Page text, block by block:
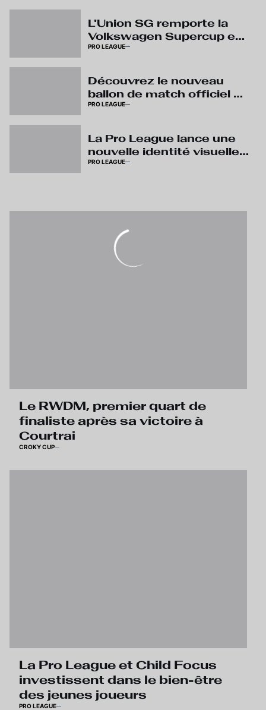
L'Union SG remporte la
Volkswagen Supercup et
décroche le premier
PRO LEAGUE
Découvrez le nouveau
ballon de match officiel de
Kipsta
PRO LEAGUE
La Pro League lance une
nouvelle identité visuelle :
« Live The Game »
PRO LEAGUE
Le RWDM, premier quart de
finaliste après sa victoire à
Courtrai
CROKY CUP
La Pro League et Child Focus
investissent dans le bien-être
des jeunes joueurs
PRO LEAGUE